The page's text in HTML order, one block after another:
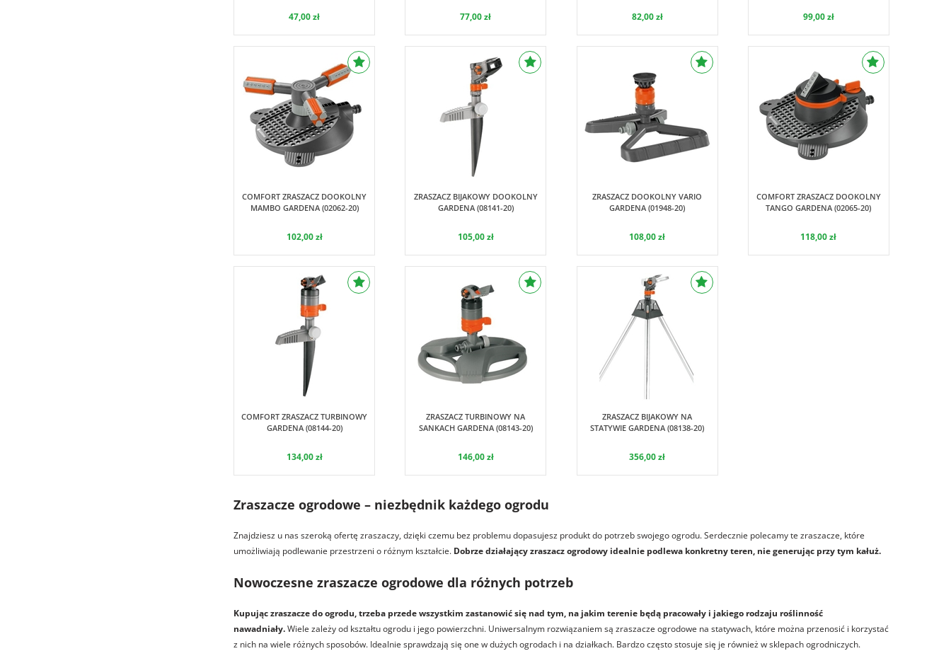
47,00 zł 77,00 zł 82,00 zł 99,00 zł
COMFORT ZRASZACZ DOOKOLNY
MAMBO GARDENA (02062-20)
102,00 zł
ZRASZACZ BIJAKOWY DOOKOLNY
GARDENA (08141-20)
105,00 zł
ZRASZACZ DOOKOLNY VARIO
GARDENA (01948-20)
108,00 zł
COMFORT ZRASZACZ DOOKOLNY
TANGO GARDENA (02065-20)
118,00 zł
Gardena
COMFORT ZRASZACZ TURBINOWY
GARDENA (08144-20)
134,00 zł
ZRASZACZ TURBINOWY NA
SANKACH GARDENA (08143-20)
146,00 zł
Gardena
ZRASZACZ BIJAKOWY NA
STATYWIE GARDENA (08138-20)
356,00 zł
Zraszacze ogrodowe – niezbędnik każdego ogrodu
Znajdziesz u nas szeroką ofertę zraszaczy, dzięki czemu bez problemu dopasujesz produkt do potrzeb swojego ogrodu. Serdecznie polecamy te zraszacze, które
umożliwiają podlewanie przestrzeni o różnym kształcie. Dobrze działający zraszacz ogrodowy idealnie podlewa konkretny teren, nie generując przy tym kałuż.
Nowoczesne zraszacze ogrodowe dla różnych potrzeb
Kupując zraszacze do ogrodu, trzeba przede wszystkim zastanowić się nad tym, na jakim terenie będą pracowały i jakiego rodzaju roślinność
nawadniały.Wiele zależy od kształtu ogrodu i jego powierzchni. Uniwersalnym rozwiązaniem są zraszacze ogrodowe na statywach, które można przenosić i korzystać
z nich na wiele różnych sposobów. Idealnie sprawdzają się one w dużych ogrodach i na działkach. Bardzo często stosuje się je również w sklepach ogrodniczych.